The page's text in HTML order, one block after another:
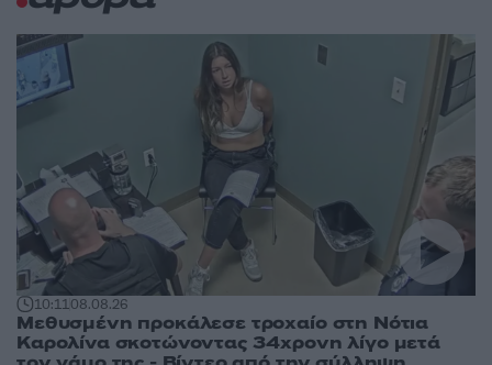
10:1108.08.26
Μεθυσμένη προκάλεσε τροχαίο στη Νότια
Καρολίνα σκοτώνοντας 34χρονη λίγο μετά